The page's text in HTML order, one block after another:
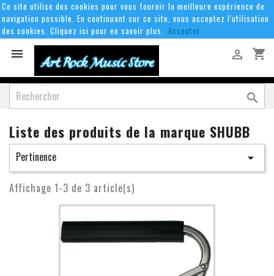
Ce site utilise des cookies pour vous fournir la meilleure expérience de
navigation possible. En continuant sur ce site, vous acceptez l'utilisation
des cookies. Cliquez ici pour en savoir plus. Accepter
 shopping_cart


Liste des produits de la marque SHUBB
Pertinence 
Affichage 1-3 de 3 article(s)